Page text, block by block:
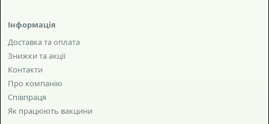
Інформація
Доставка та оплата
Знижки та акції
Контакти
Про компанію
Співпраця
Як працюють вакцини